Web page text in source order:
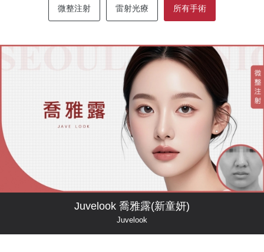
微整注射 雷射光療 所有手術
Juvelook 喬雅露(新童妍)
Juvelook